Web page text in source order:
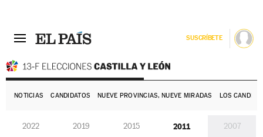
SUSCRÍBETE
NOTICIAS CANDIDATOS NUEVE PROVINCIAS, NUEVE MIRADAS LOS
2022 2019 2015 2011 2007